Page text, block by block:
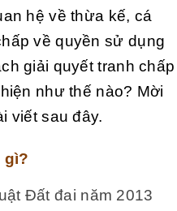
hệ về thừa kế, cá
về quyền sử dụng
giải quyết tranh chấp
như thế nào? Mời
viết sau đây.
gì?
Đất đai năm 2013